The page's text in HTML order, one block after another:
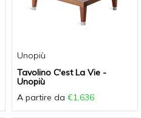
Unopiù
Tavolino C'est La Vie -
Unopiù
A partire da €1.636